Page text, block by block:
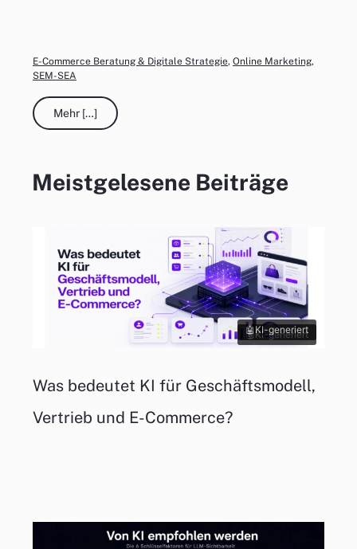
E-Commerce Beratung & Digitale Strategie, Online Marketing,
SEM-SEA
Mehr […]
Meistgelesene Beiträge
KI-generiert
KI-generiert
Was bedeutet KI für Geschäftsmodell,
Vertrieb und E-Commerce?